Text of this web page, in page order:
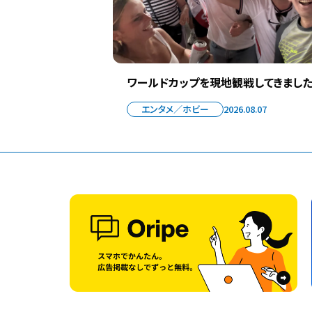
ワールドカップを現地観戦してきました
エンタメ／ホビー 2026.08.07